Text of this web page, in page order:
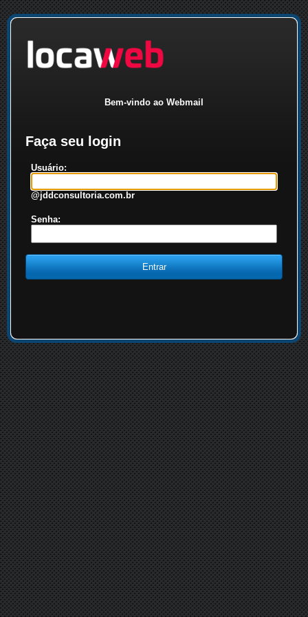
Bem-vindo ao Webmail
Faça seu login
Usuário:
@jddconsultoria.com.br
Senha: